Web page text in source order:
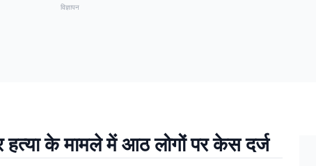
विज्ञापन
हत्या के मामले में आठ लोगों पर केस दर्ज